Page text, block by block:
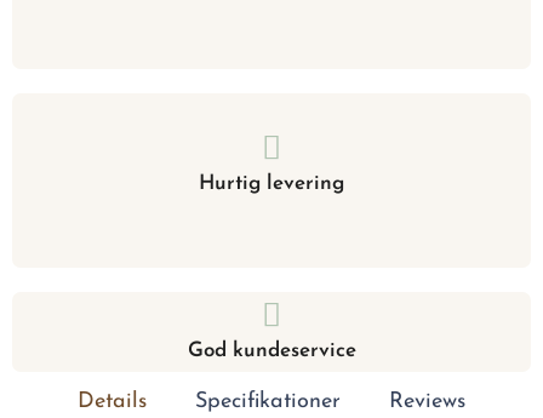
Hurtig levering
God kundeservice
Details Specifikationer Reviews